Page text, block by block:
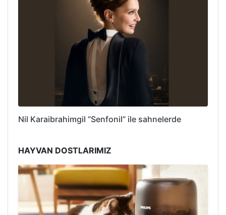
Nil Karaibrahimgil “Senfonil” ile sahnelerde
HAYVAN DOSTLARIMIZ